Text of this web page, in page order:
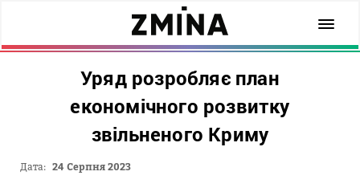
Уряд розробляє план
економічного розвитку
звільненого Криму
Дата: 24 Серпня 2023